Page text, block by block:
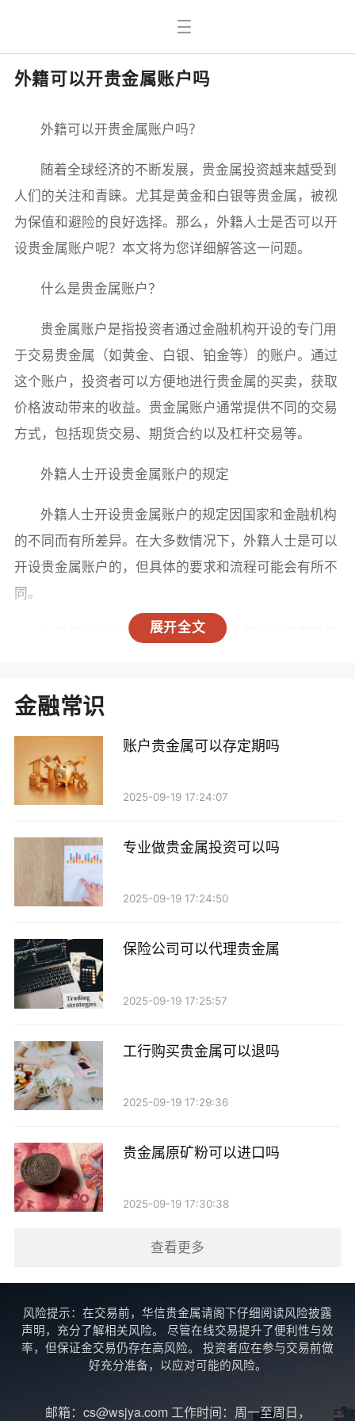
外籍可以开贵金属账户吗
展开全文
外籍可以开贵金属账户吗？
随着全球经济的不断发展，贵金属投资越来越受到
人们的关注和青睐。尤其是黄金和白银等贵金属，被视
为保值和避险的良好选择。那么，外籍人士是否可以开
设贵金属账户呢？本文将为您详细解答这一问题。
什么是贵金属账户？
贵金属账户是指投资者通过金融机构开设的专门用
于交易贵金属（如黄金、白银、铂金等）的账户。通过
这个账户，投资者可以方便地进行贵金属的买卖，获取
价格波动带来的收益。贵金属账户通常提供不同的交易
方式，包括现货交易、期货合约以及杠杆交易等。
外籍人士开设贵金属账户的规定
外籍人士开设贵金属账户的规定因国家和金融机构
的不同而有所差异。在大多数情况下，外籍人士是可以
开设贵金属账户的，但具体的要求和流程可能会有所不
同。
1. 选择合适的金融机构：首先，外籍人士需要选择
一些身份证明文件，如护照、居住证明、银行对账单
等。有些金融机构可能还会要求提供税务信息，以确保
符合相关法律法规。
3. 了解交易规则：外籍人士在开设账户之前，应该
仔细阅读该金融机构的交易规则和费用结构。这些信息
对于后续的投资决策至关重要。
4. 风险评估：贵金属投资具有一定的风险，外籍人
士在开户前需要进行充分的风险评估，确保自己了解投
资的潜在风险。
外籍人士投资贵金属有几个明显的优势：
1. 全球化的投资机会：贵金属市场是一个全球化的
投资机会。
2. 资产保值的选择：在不稳定的经济环境下，贵金
投资贵金属，保护自己的资产。
士投资组合的一部分，帮助其实现资产的多样化，降低
整体投资风险。
金融常识
账户贵金属可以存定期吗
2025-09-19 17:24:07
专业做贵金属投资可以吗
2025-09-19 17:24:50
保险公司可以代理贵金属
2025-09-19 17:25:57
工行购买贵金属可以退吗
2025-09-19 17:29:36
贵金属原矿粉可以进口吗
2025-09-19 17:30:38
查看更多
风险提示：在交易前，华信贵金属请阁下仔细阅读风险披露
声明，充分了解相关风险。 尽管在线交易提升了便利性与效
率，但保证金交易仍存在高风险。 投资者应在参与交易前做
好充分准备，以应对可能的风险。
邮箱：cs@wsjya.com 工作时间：周一至周日，